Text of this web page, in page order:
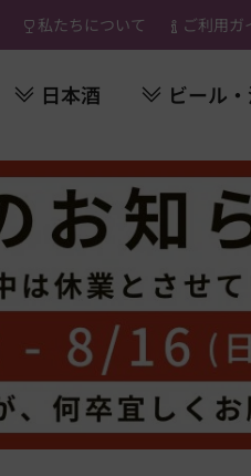
私たちについて ご利用ガ
日本酒 ビール